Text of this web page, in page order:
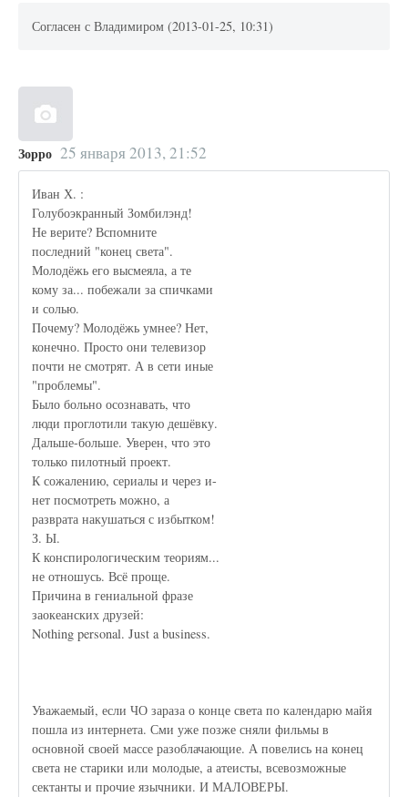
Согласен с Владимиром (2013-01-25, 10:31)
Зорро 25 января 2013, 21:52
Иван Х. :
Голубоэкранный Зомбилэнд!
Не верите? Вспомните
последний "конец света".
Молодёжь его высмеяла, а те
кому за... побежали за спичками
и солью.
Почему? Молодёжь умнее? Нет,
конечно. Просто они телевизор
почти не смотрят. А в сети иные
"проблемы".
Было больно осознавать, что
люди проглотили такую дешёвку.
Дальше-больше. Уверен, что это
только пилотный проект.
К сожалению, сериалы и через и-
нет посмотреть можно, а
разврата накушаться с избытком!
З. Ы.
К конспирологическим теориям...
не отношусь. Всё проще.
Причина в гениальной фразе
заокеанских друзей:
Nothing personal. Just a business.
Уважаемый, если ЧО зараза о конце света по календарю майя
пошла из интернета. Сми уже позже сняли фильмы в
основной своей массе разоблачающие. А повелись на конец
света не старики или молодые, а атеисты, всевозможные
сектанты и прочие язычники. И МАЛОВЕРЫ.